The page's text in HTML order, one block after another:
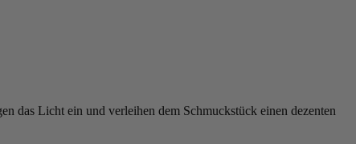
das Licht ein und verleihen dem Schmuckstück einen dezenten